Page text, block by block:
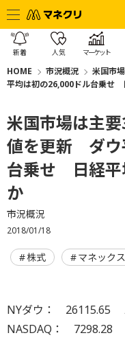
新着 人気 マーケット
HOME 市況概況
米国市
平均は初の26,000ドル台乗せ
米国市場は主
値を更新 ダウ
台乗せ 日経平
か
市況概況
2018/01/18
株式 マネックス
NYダウ： 26115.65
NASDAQ： 7298.28